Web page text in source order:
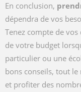
En conclusion,
dépendra de vos
Tenez compte de
de votre budget
particulier ou une
bons conseils, tout
et profiter des